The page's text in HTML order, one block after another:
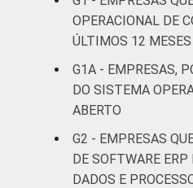
OPERACIONAL DE
ÚLTIMOS 12 MESES
G1A - EMPRESAS,
DO SISTEMA
ABERTO
G2 - EMPRESAS
DE SOFTWARE
DADOS E